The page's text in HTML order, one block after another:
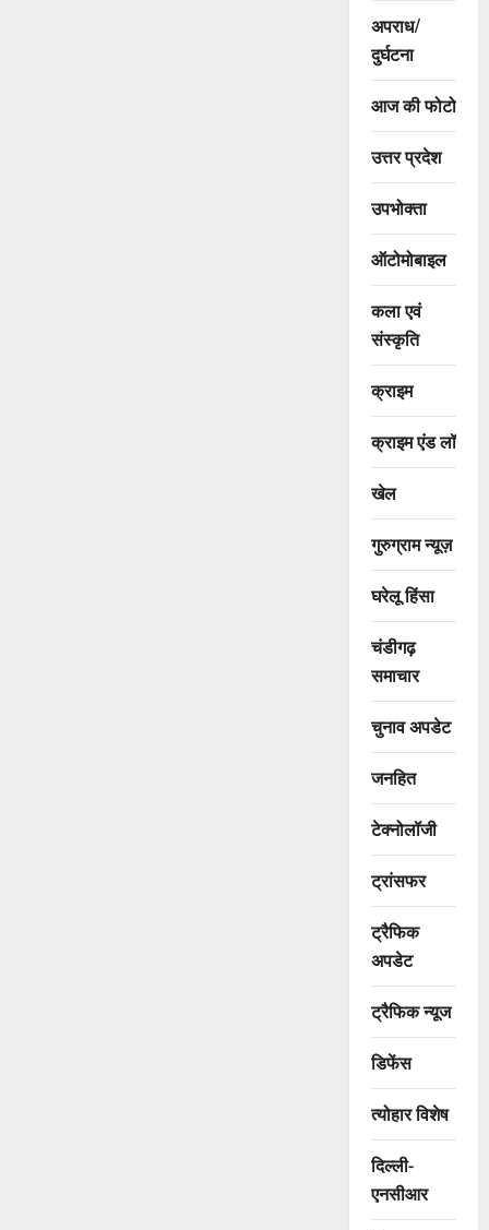
अपराध/
दुर्घटना
आज की फोटो
उत्तर प्रदेश
उपभोक्ता
ऑटोमोबाइल
कला एवं
संस्कृति
क्राइम
क्राइम एंड लॉ
खेल
गुरुग्राम न्यूज़
घरेलू हिंसा
चंडीगढ़
समाचार
चुनाव अपडेट
जनहित
टेक्नोलॉजी
ट्रांसफर
ट्रैफिक
अपडेट
ट्रैफिक न्यूज
डिफेंस
त्योहार विशेष
दिल्ली-
एनसीआर